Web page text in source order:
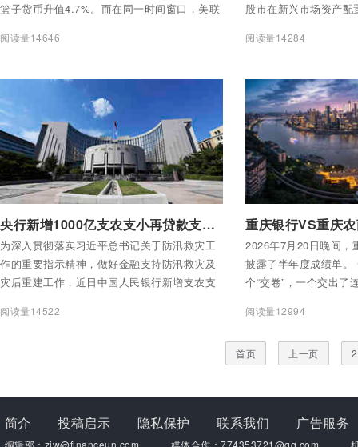
篮子货币升值4.7%。而在同一时间窗口，美联
战火重燃、国际油价单日暴涨9%——全球通胀
阅读量14646
股市在新兴市场资产配
打银行同样给出超配评
阅读量14284
央行新增1000亿支农支小再贷款支持防汛救灾
为深入贯彻落实习近平总书记关于防汛救灾工
作的重要指示精神，做好金融支持防汛救灾及
灾后重建工作，近日中国人民银行新增支农支
加大对广西、湖北、甘肃、浙江等受灾地区的
阅读量14522
2026年7月20日晚间，
披露了半年度成绩单
个“交卷”，一个交出了
了半年成绩单。
阅读量12994
首页 上一页 2
简介 投稿启示 隐私保护 联系我们 广告服务
编辑部：zjw@financeun.com 媒体合作：774353721@qq.com